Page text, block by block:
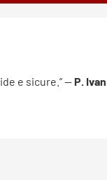
e sicure.” — P. Ivan